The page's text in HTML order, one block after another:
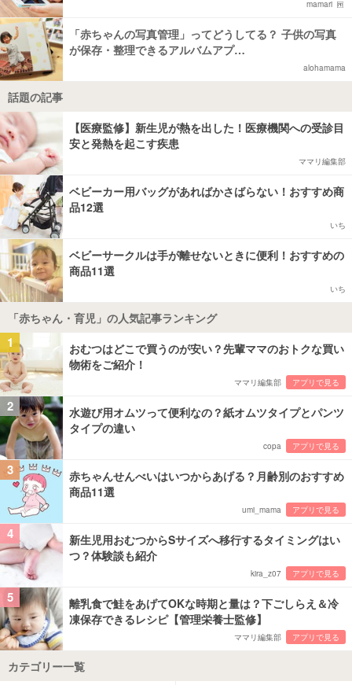
mamari
「赤ちゃんの写真管理」ってどうしてる？ 子供の写真
が保存・整理できるアルバムアプ…
alohamama
話題の記事
【医療監修】新生児が熱を出した！医療機関への受診目
安と発熱を起こす疾患
ママリ編集部
ベビーカー用バッグがあればかさばらない！おすすめ商
品12選
いち
ベビーサークルは手が離せないときに便利！おすすめの
商品11選
いち
「赤ちゃん・育児」の人気記事ランキング
1
おむつはどこで買うのが安い？先輩ママのおトクな買い
物術をご紹介！
ママリ編集部 アプリで見る
2
水遊び用オムツって便利なの？紙オムツタイプとパンツ
タイプの違い
copa アプリで見る
3
赤ちゃんせんべいはいつからあげる？月齢別のおすすめ
商品11選
umi_mama アプリで見る
4
新生児用おむつからSサイズへ移行するタイミングはい
つ？体験談も紹介
kira_z07 アプリで見る
5
離乳食で鮭をあげてOKな時期と量は？下ごしらえ＆冷
凍保存できるレシピ【管理栄養士監修】
ママリ編集部 アプリで見る
カテゴリー一覧